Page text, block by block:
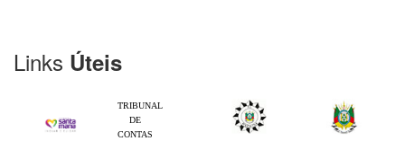
Links Úteis
TRIBUNAL
DE
CONTAS